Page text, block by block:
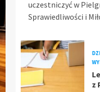
uczestniczyć w
Sprawiedliwości i
z